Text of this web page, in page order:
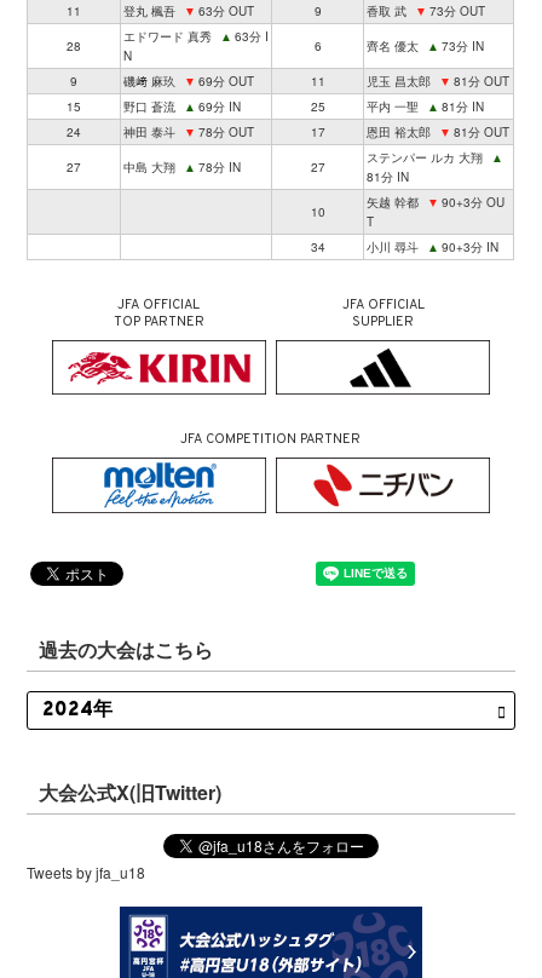
11
登丸 楓吾 ▼ 63分 OUT 9 香取 武 ▼ 73分 OUT
28
エドワード 真秀 ▲ 63分 I
N
6 齊名 優太 ▲ 73分 IN
9 磯﨑 麻玖 ▼ 69分 OUT 11 児玉 昌太郎 ▼ 81分 OUT
15
野口 蒼流 ▲ 69分 IN 25 平内 一聖 ▲ 81分 IN
24
神田 泰斗 ▼ 78分 OUT 17 恩田 裕太郎 ▼ 81分 OUT
27 中島 大翔 ▲ 78分 IN 27
ステンパー ルカ 大翔
▲
81分 IN
10
矢越 幹都 ▼ 90+3分 OU
T
34
小川 尋斗 ▲ 90+3分 IN
JFA OFFICIAL
TOP PARTNER
JFA OFFICIAL
SUPPLIER
JFA COMPETITION PARTNER
過去の大会はこちら
大会公式X(旧Twitter)
Tweets by jfa_u18